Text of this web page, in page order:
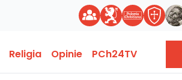
Religia Opinie PCh24TV